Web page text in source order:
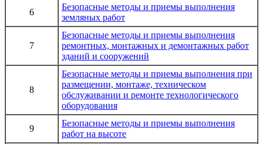
6
Безопасные методы и приемы выполнения
земляных работ
7
Безопасные методы и приемы выполнения
ремонтных, монтажных и демонтажных работ
зданий и сооружений
8
Безопасные методы и приемы выполнения при
размещении, монтаже, техническом
обслуживании и ремонте технологического
оборудования
9
Безопасные методы и приемы выполнения
работ на высоте